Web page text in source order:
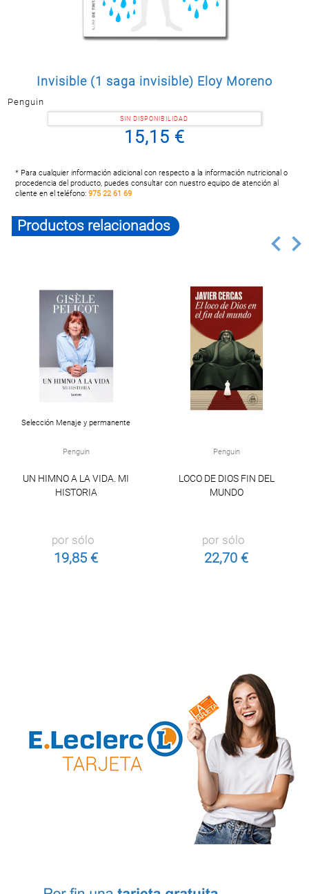
Postal
Invisible (1 saga invisible) Eloy Moreno
Penguin
SIN DISPONIBILIDAD
15,15 €
* Para cualquier información adicional con respecto a la información nutricional o
procedencia del producto, puedes consultar con nuestro equipo de atención al
cliente en el teléfono:975 22 61 69
Productos relacionados
Selección Menaje y permanente
Penguin
UN HIMNO A LA VIDA. MI
HISTORIA
por sólo
19,85 €
Penguin
LOCO DE DIOS FIN DEL
MUNDO
por sólo
22,70 €